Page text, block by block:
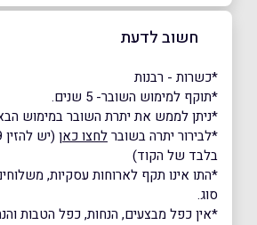
חשוב לדעת
*כשרות - רבנות
*תוקף למימוש השובר- 5 שנים.
*ניתן לממש את יתרת השובר במימוש
*לבירור יתרה בשוברלחצו כאן
בלבד של הקוד)
*התו אינו תקף לארוחות עסקיות,
סוג.
*אין כפל מבצעים, הנחות, כפל הטבות